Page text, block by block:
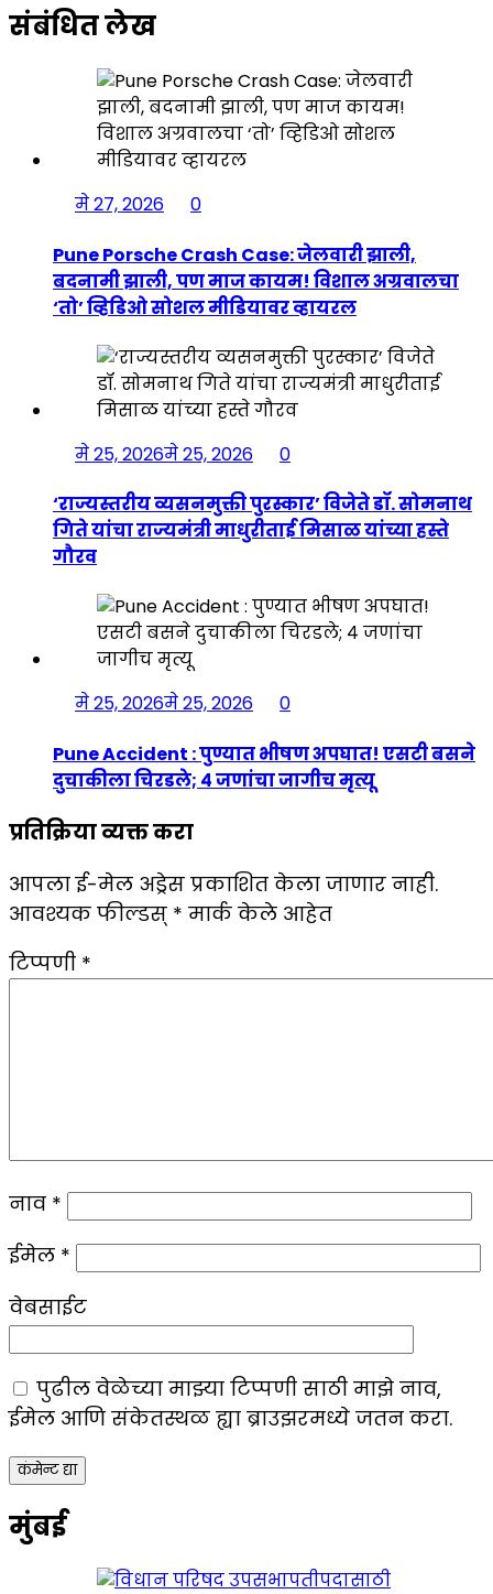
संबंधित लेख
मे 27, 2026
0
Pune Porsche Crash Case: जेलवारी झाली,
बदनामी झाली, पण माज कायम! विशाल अग्रवालचा
‘तो’ व्हिडिओ सोशल मीडियावर व्हायरल
मे 25, 2026मे 25, 2026
0
‘राज्यस्तरीय व्यसनमुक्ती पुरस्कार’ विजेते डॉ. सोमनाथ
गिते यांचा राज्यमंत्री माधुरीताई मिसाळ यांच्या हस्ते
गौरव
मे 25, 2026मे 25, 2026
0
Pune Accident : पुण्यात भीषण अपघात! एसटी बसने
दुचाकीला चिरडले; ४ जणांचा जागीच मृत्यू
प्रतिक्रिया व्यक्त करा
आपला ई-मेल अड्रेस प्रकाशित केला जाणार नाही.
आवश्यक फील्डस् * मार्क केले आहेत
टिप्पणी *
नाव *
ईमेल *
वेबसाईट
पुढील वेळेच्या माझ्या टिप्पणी साठी माझे नाव,
ईमेल आणि संकेतस्थळ ह्या ब्राउझरमध्ये जतन करा.
मुंबई